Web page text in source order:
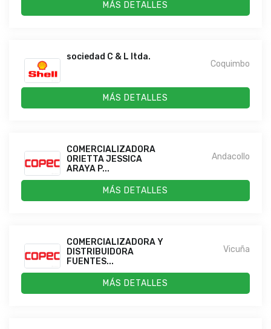
MÁS DETALLES
sociedad C & L ltda.
Coquimbo
MÁS DETALLES
COMERCIALIZADORA
ORIETTA JESSICA
ARAYA P...
Andacollo
MÁS DETALLES
COMERCIALIZADORA Y
DISTRIBUIDORA
FUENTES...
Vicuña
MÁS DETALLES